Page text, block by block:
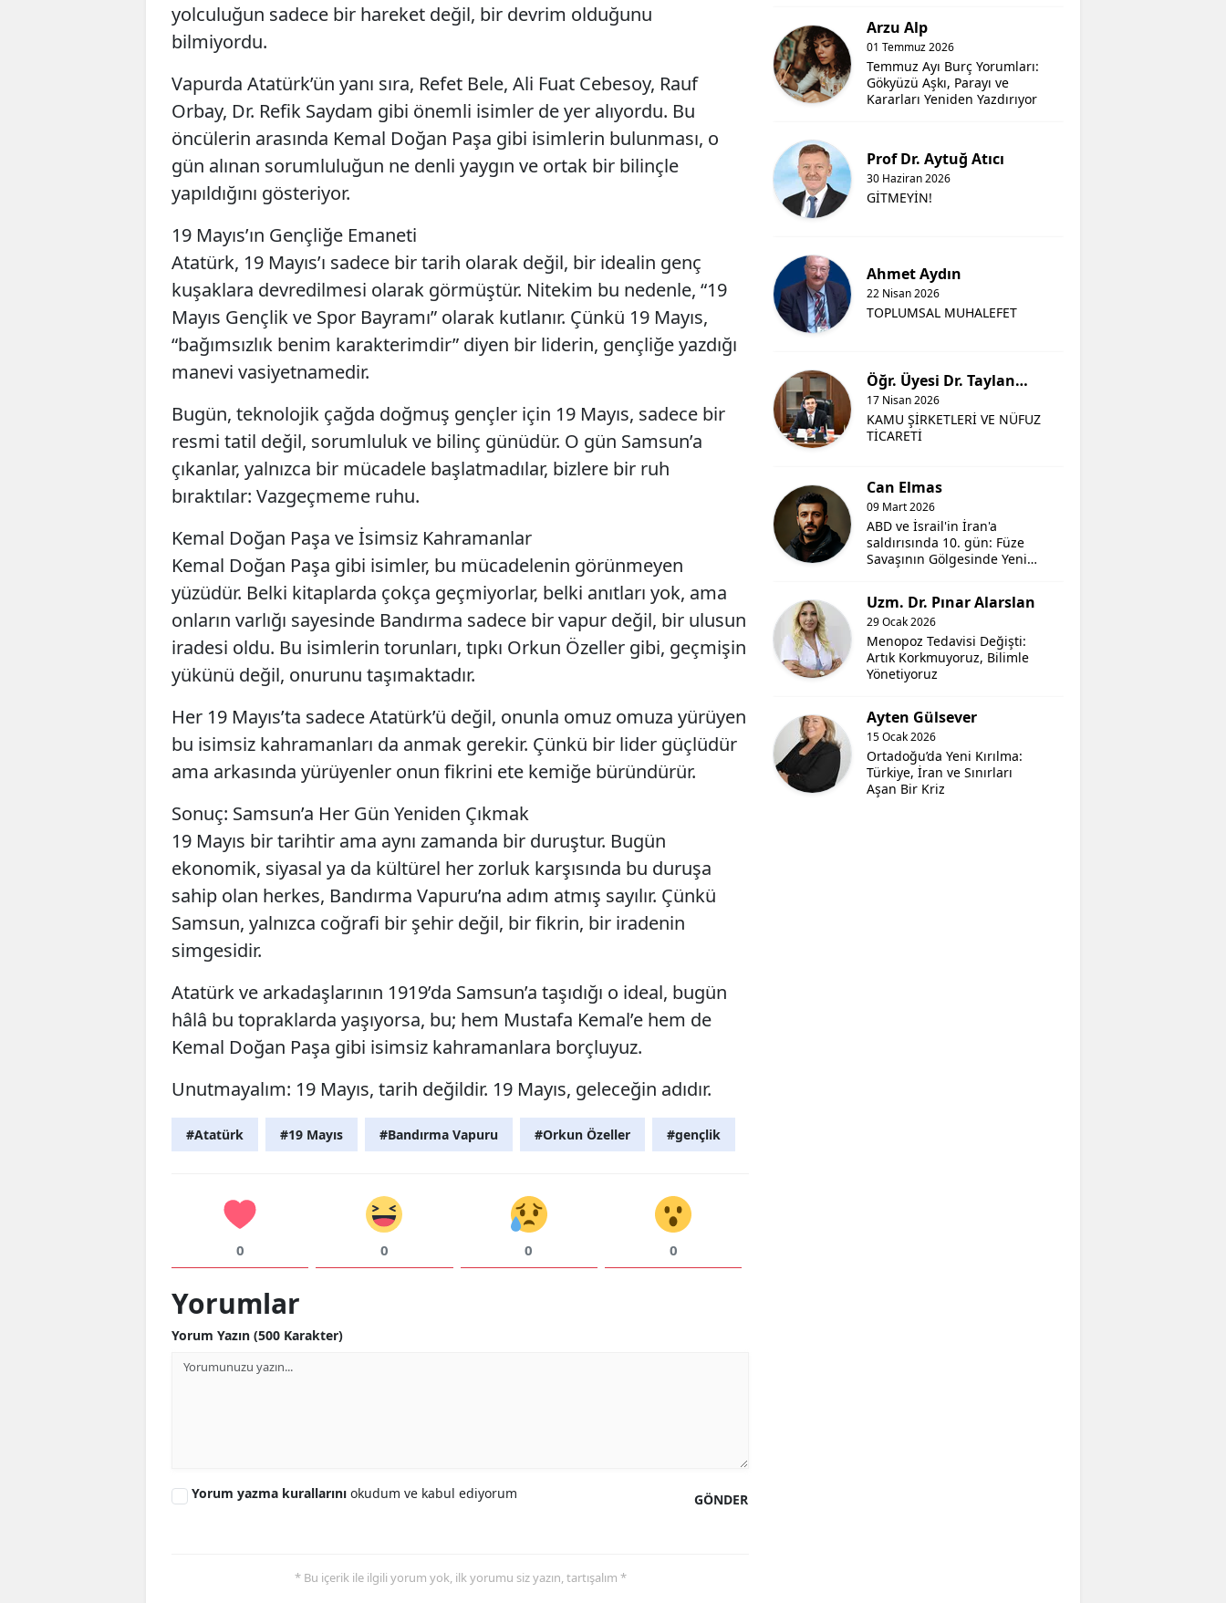
yolculuğun sadece bir hareket değil, bir devrim olduğunu
bilmiyordu.
Vapurda Atatürk’ün yanı sıra, Refet Bele, Ali Fuat Cebesoy, Rauf
Orbay, Dr. Refik Saydam gibi önemli isimler de yer alıyordu. Bu
öncülerin arasında Kemal Doğan Paşa gibi isimlerin bulunması, o
gün alınan sorumluluğun ne denli yaygın ve ortak bir bilinçle
yapıldığını gösteriyor.
19 Mayıs’ın Gençliğe Emaneti
Atatürk, 19 Mayıs’ı sadece bir tarih olarak değil, bir idealin genç
kuşaklara devredilmesi olarak görmüştür. Nitekim bu nedenle, “19
Mayıs Gençlik ve Spor Bayramı” olarak kutlanır. Çünkü 19 Mayıs,
“bağımsızlık benim karakterimdir” diyen bir liderin, gençliğe yazdığı
manevi vasiyetnamedir.
Bugün, teknolojik çağda doğmuş gençler için 19 Mayıs, sadece bir
resmi tatil değil, sorumluluk ve bilinç günüdür. O gün Samsun’a
çıkanlar, yalnızca bir mücadele başlatmadılar, bizlere bir ruh
bıraktılar: Vazgeçmeme ruhu.
Kemal Doğan Paşa ve İsimsiz Kahramanlar
Kemal Doğan Paşa gibi isimler, bu mücadelenin görünmeyen
yüzüdür. Belki kitaplarda çokça geçmiyorlar, belki anıtları yok, ama
onların varlığı sayesinde Bandırma sadece bir vapur değil, bir ulusun
iradesi oldu. Bu isimlerin torunları, tıpkı Orkun Özeller gibi, geçmişin
yükünü değil, onurunu taşımaktadır.
Her 19 Mayıs’ta sadece Atatürk’ü değil, onunla omuz omuza yürüyen
bu isimsiz kahramanları da anmak gerekir. Çünkü bir lider güçlüdür
ama arkasında yürüyenler onun fikrini ete kemiğe büründürür.
Sonuç: Samsun’a Her Gün Yeniden Çıkmak
19 Mayıs bir tarihtir ama aynı zamanda bir duruştur. Bugün
ekonomik, siyasal ya da kültürel her zorluk karşısında bu duruşa
sahip olan herkes, Bandırma Vapuru’na adım atmış sayılır. Çünkü
Samsun, yalnızca coğrafi bir şehir değil, bir fikrin, bir iradenin
simgesidir.
Atatürk ve arkadaşlarının 1919’da Samsun’a taşıdığı o ideal, bugün
hâlâ bu topraklarda yaşıyorsa, bu; hem Mustafa Kemal’e hem de
Kemal Doğan Paşa gibi isimsiz kahramanlara borçluyuz.
Unutmayalım: 19 Mayıs, tarih değildir. 19 Mayıs, geleceğin adıdır.
#Atatürk #19 Mayıs #Bandırma Vapuru #Orkun Özeller #gençlik
0 0 0 0
Yorumlar
Yorum Yazın (500 Karakter)
GÖNDER
Yorum yazma kurallarını okudum ve kabul ediyorum
* Bu içerik ile ilgili yorum yok, ilk yorumu siz yazın, tartışalım *
Arzu Alp
01 Temmuz 2026
Temmuz Ayı Burç Yorumları:
Gökyüzü Aşkı, Parayı ve
Kararları Yeniden Yazdırıyor
Prof Dr. Aytuğ Atıcı
30 Haziran 2026
GİTMEYİN!
Ahmet Aydın
22 Nisan 2026
TOPLUMSAL MUHALEFET
Öğr. Üyesi Dr. Taylan
Engin
17 Nisan 2026
KAMU ŞİRKETLERİ VE NÜFUZ
TİCARETİ
Can Elmas
09 Mart 2026
ABD ve İsrail'in İran'a
saldırısında 10. gün: Füze
Savaşının Gölgesinde Yeni
Uzm. Dr. Pınar Alarslan
29 Ocak 2026
Menopoz Tedavisi Değişti:
Artık Korkmuyoruz, Bilimle
Yönetiyoruz
Ayten Gülsever
15 Ocak 2026
Ortadoğu’da Yeni Kırılma:
Türkiye, İran ve Sınırları
Aşan Bir Kriz